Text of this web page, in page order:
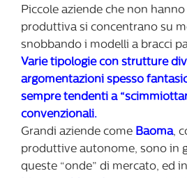
Piccole aziende che non hanno
produttiva si concentrano su
snobbando i modelli a bracci
Varie tipologie con strutture
argomentazioni spesso
sempre tendenti a
convenzionali.
Grandi aziende come Baoma,
produttive autonome, sono in
queste “onde” di mercato, ed